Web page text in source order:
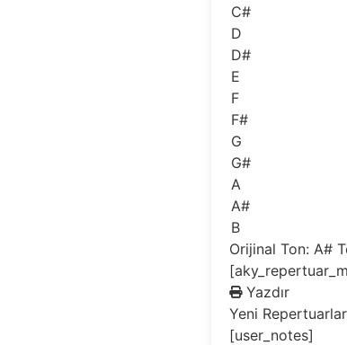
C#
D
D#
E
F
F#
G
G#
A
A#
B
Orijinal Ton: A#
Yazdır
Yeni
[user_notes]